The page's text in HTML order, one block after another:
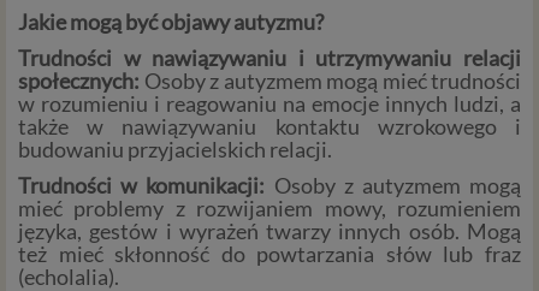
Jakie mogą być objawy autyzmu?
Trudności w nawiązywaniu i utrzymywaniu relacji
społecznych: Osoby z autyzmem mogą mieć trudności
w rozumieniu i reagowaniu na emocje innych ludzi, a
także w nawiązywaniu kontaktu wzrokowego i
budowaniu przyjacielskich relacji.
Trudności w komunikacji: Osoby z autyzmem mogą
mieć problemy z rozwijaniem mowy, rozumieniem
języka, gestów i wyrażeń twarzy innych osób. Mogą
też mieć skłonność do powtarzania słów lub fraz
(echolalia).